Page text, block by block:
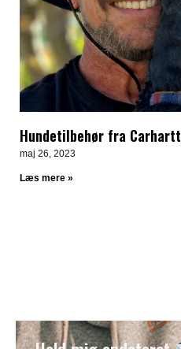
Hundetilbehør fra Carhartt
maj 26, 2023
Læs mere »